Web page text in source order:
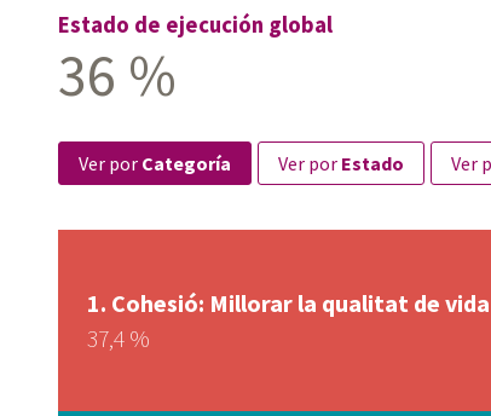
Estado de ejecución global
36 %
ver por Categoría ver por Estado ver
Cohesió: Millorar la qualitat de
37,4 %